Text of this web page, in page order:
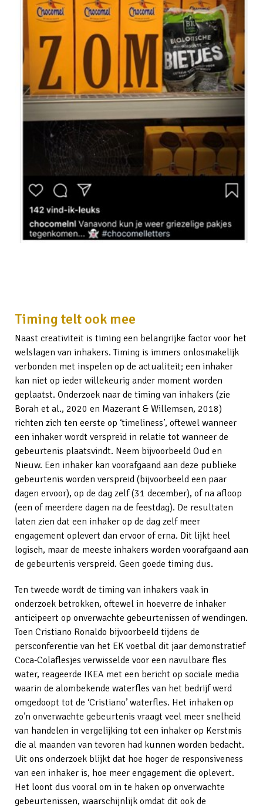
Timing telt ook mee
Naast creativiteit is timing een belangrijke factor voor het
welslagen van inhakers. Timing is immers onlosmakelijk
verbonden met inspelen op de actualiteit; een inhaker
kan niet op ieder willekeurig ander moment worden
geplaatst. Onderzoek naar de timing van inhakers (zie
Borah et al., 2020 en Mazerant & Willemsen, 2018)
richten zich ten eerste op ‘timeliness’, oftewel wanneer
een inhaker wordt verspreid in relatie tot wanneer de
gebeurtenis plaatsvindt. Neem bijvoorbeeld Oud en
Nieuw. Een inhaker kan voorafgaand aan deze publieke
gebeurtenis worden verspreid (bijvoorbeeld een paar
dagen ervoor), op de dag zelf (31 december), of na afloop
(een of meerdere dagen na de feestdag). De resultaten
laten zien dat een inhaker op de dag zelf meer
engagement oplevert dan ervoor of erna. Dit lijkt heel
logisch, maar de meeste inhakers worden voorafgaand aan
de gebeurtenis verspreid. Geen goede timing dus.
Ten tweede wordt de timing van inhakers vaak in
onderzoek betrokken, oftewel in hoeverre de inhaker
anticipeert op onverwachte gebeurtenissen of wendingen.
Toen Cristiano Ronaldo bijvoorbeeld tijdens de
persconferentie van het EK voetbal dit jaar demonstratief
Coca-Colaflesjes verwisselde voor een navulbare fles
water, reageerde IKEA met een bericht op sociale media
waarin de alombekende waterfles van het bedrijf werd
omgedoopt tot de ‘Cristiano’ waterfles. Het inhaken op
zo’n onverwachte gebeurtenis vraagt veel meer snelheid
van handelen in vergelijking tot een inhaker op Kerstmis
die al maanden van tevoren had kunnen worden bedacht.
Uit ons onderzoek blijkt dat hoe hoger de responsiveness
van een inhaker is, hoe meer engagement die oplevert.
Het loont dus vooral om in te haken op onverwachte
gebeurtenissen, waarschijnlijk omdat dit ook de